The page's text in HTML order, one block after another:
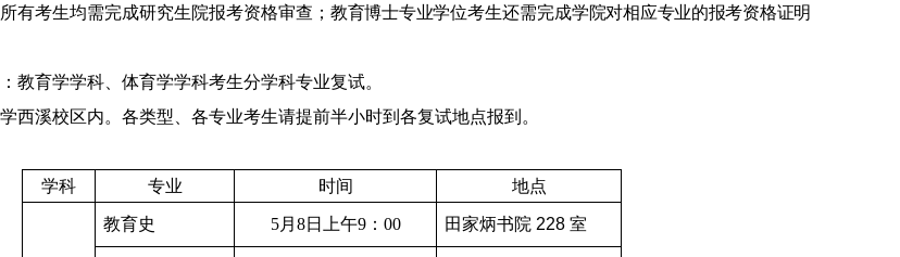
有考生均需完成研究生院报考资格审查； 教育博士专业学位考生还需完成学院对相应专业的报考资格证明
教育学学科、体育学学科考生分学科专业复试。
西溪校区内。各类型、各专业考生请提前半小时到各复试地点报到。
学科
专业 时间 地点
教育史 5月 8日 上午9： 00 田家炳书院 228 室